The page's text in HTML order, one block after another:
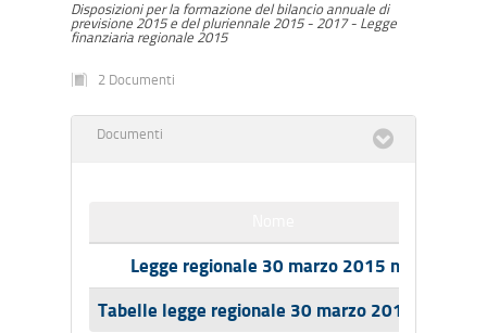
Disposizioni per la formazione del bilancio annuale di
previsione 2015 e del pluriennale 2015 - 2017 - Legge
finanziaria regionale 2015
2 Documenti
Documenti
Legge regionale 30 marzo 2015 n.6
Tabelle legge regionale 30 marzo 2015 n. 6